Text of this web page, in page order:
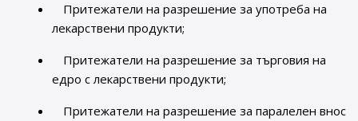
Притежатели на разрешение за употреба на
лекарствени продукти;
Притежатели на разрешение за търговия на
едро с лекарствени продукти;
Притежатели на разрешение за паралелен внос